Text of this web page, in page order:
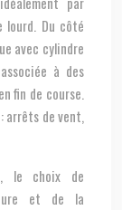
lourd. Du côté
avec cylindre
à des
fin de course.
arrêts de vent,
le choix de
et de la